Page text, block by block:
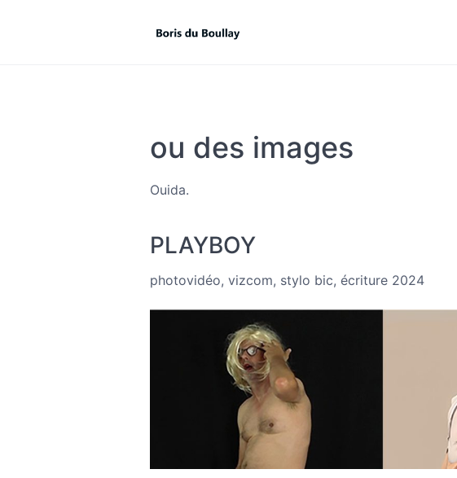
ou des images
Ouida.
PLAYBOY
photovidéo, vizcom, stylo bic, écriture 2024